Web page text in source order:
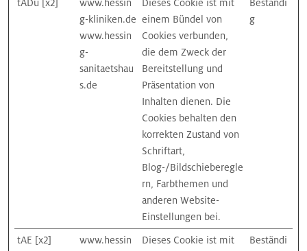
tADu [x2]
www.hessin
g-kliniken.de
www.hessin
g-
sanitaetshau
s.de
Dieses Cookie ist mit
einem Bündel von
Cookies verbunden,
die dem Zweck der
Bereitstellung und
Präsentation von
Inhalten dienen. Die
Cookies behalten den
korrekten Zustand von
Schriftart,
Blog-/Bildschieberegle
rn, Farbthemen und
anderen Website-
Einstellungen bei.
Beständi
g
tAE [x2]
www.hessin
Dieses Cookie ist mit
Beständi